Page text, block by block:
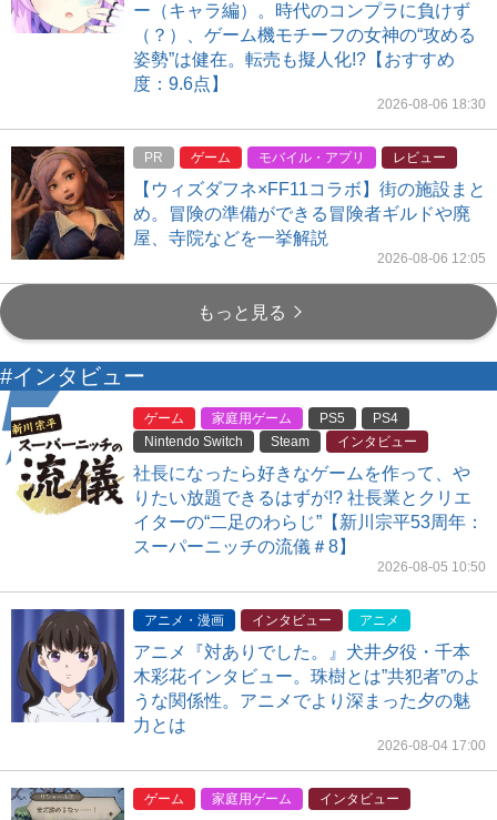
ー（キャラ編）。時代のコンプラに負けず
（？）、ゲーム機モチーフの女神の“攻める
姿勢”は健在。転売も擬人化!?【おすすめ
度：9.6点】
2026-08-06 18:30
PR ゲーム モバイル・アプリ レビュー
【ウィズダフネ×FF11コラボ】街の施設まと
め。冒険の準備ができる冒険者ギルドや廃
屋、寺院などを一挙解説
2026-08-06 12:05
もっと見る
#インタビュー
ゲーム 家庭用ゲーム PS5
PS4
Nintendo Switch
Steam インタビュー
社長になったら好きなゲームを作って、や
りたい放題できるはずが!? 社長業とクリエ
イターの“二足のわらじ”【新川宗平53周年：
スーパーニッチの流儀＃8】
2026-08-05 10:50
アニメ・漫画 インタビュー アニメ
アニメ『対ありでした。』犬井夕役・千本
木彩花インタビュー。珠樹とは”共犯者”のよ
うな関係性。アニメでより深まった夕の魅
力とは
2026-08-04 17:00
ゲーム 家庭用ゲーム インタビュー